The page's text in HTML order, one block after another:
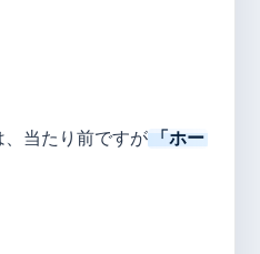
、当たり前ですが
「ホー